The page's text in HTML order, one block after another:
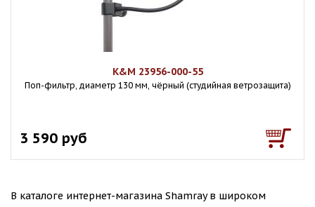
K&M 23956-000-55
Поп-фильтр, диаметр 130 мм, чёрный (студийная ветрозащита)
3 590 руб
В каталоге интернет-магазина Shamray в широком